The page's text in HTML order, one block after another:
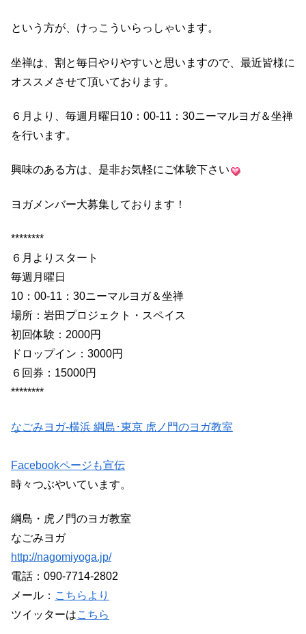
という方が、けっこういらっしゃいます。
坐禅は、割と毎日やりやすいと思いますので、最近皆様に
オススメさせて頂いております。
６月より、毎週月曜日10：00-11：30ニーマルヨガ＆坐禅
を行います。
興味のある方は、是非お気軽にご体験下さい
ヨガメンバー大募集しております！
********
６月よりスタート
毎週月曜日
10：00-11：30ニーマルヨガ＆坐禅
場所：岩田プロジェクト・スペイス
初回体験：2000円
ドロップイン：3000円
６回券：15000円
********
なごみヨガ-横浜 綱島･東京 虎ノ門のヨガ教室
Facebookページも宣伝
時々つぶやいています。
綱島・虎ノ門のヨガ教室
なごみヨガ
http://nagomiyoga.jp/
電話：090-7714-2802
メール： こちらより
ツイッターはこちら